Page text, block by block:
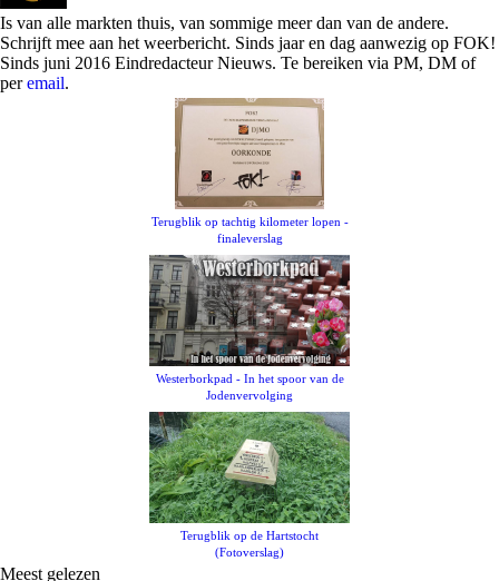
Is van alle markten thuis, van sommige meer dan van de andere.
Schrijft mee aan het weerbericht. Sinds jaar en dag aanwezig op FOK!
Sinds juni 2016 Eindredacteur Nieuws. Te bereiken via PM, DM of
peremail.
Terugblik op tachtig kilometer lopen -
finaleverslag
Westerborkpad - In het spoor van de
Jodenvervolging
Terugblik op de Hartstocht
(Fotoverslag)
Meest gelezen